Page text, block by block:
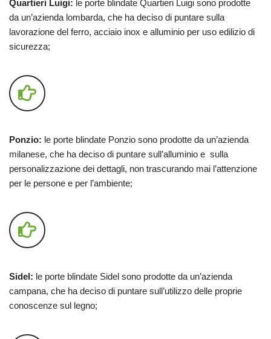
Quartieri Luigi: le porte blindate Quartieri Luigi sono prodotte
da un’azienda lombarda, che ha deciso di puntare sulla
lavorazione del ferro, acciaio inox e alluminio per uso edilizio di
sicurezza;
Ponzio: le porte blindate Ponzio sono prodotte da un’azienda
milanese, che ha deciso di puntare sull’alluminio e sulla
personalizzazione dei dettagli, non trascurando mai l’attenzione
per le persone e per l’ambiente;
Sidel: le porte blindate Sidel sono prodotte da un’azienda
campana, che ha deciso di puntare sull’utilizzo delle proprie
conoscenze sul legno;